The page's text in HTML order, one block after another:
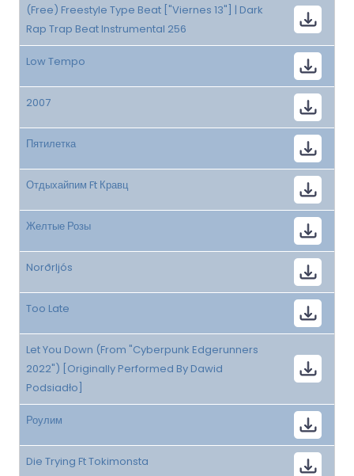
(Free) Freestyle Type Beat ["Viernes 13"] | Dark
Rap Trap Beat Instrumental 256
Low Tempo
2007
Пятилетка
Отдыхайпим Ft Кравц
Желтые Розы
Norðrljós
Too Late
Let You Down (From "Cyberpunk Edgerunners
2022") [Originally Performed By Dawid
Podsiadło]
Роулим
Die Trying Ft Tokimonsta